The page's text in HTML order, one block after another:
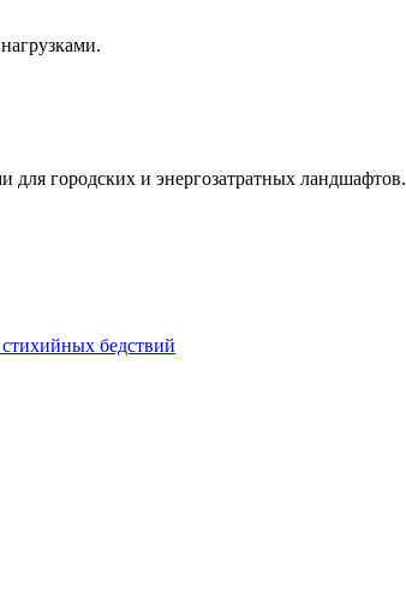
для городских и энергозатратных ландшафтов.
бедствий